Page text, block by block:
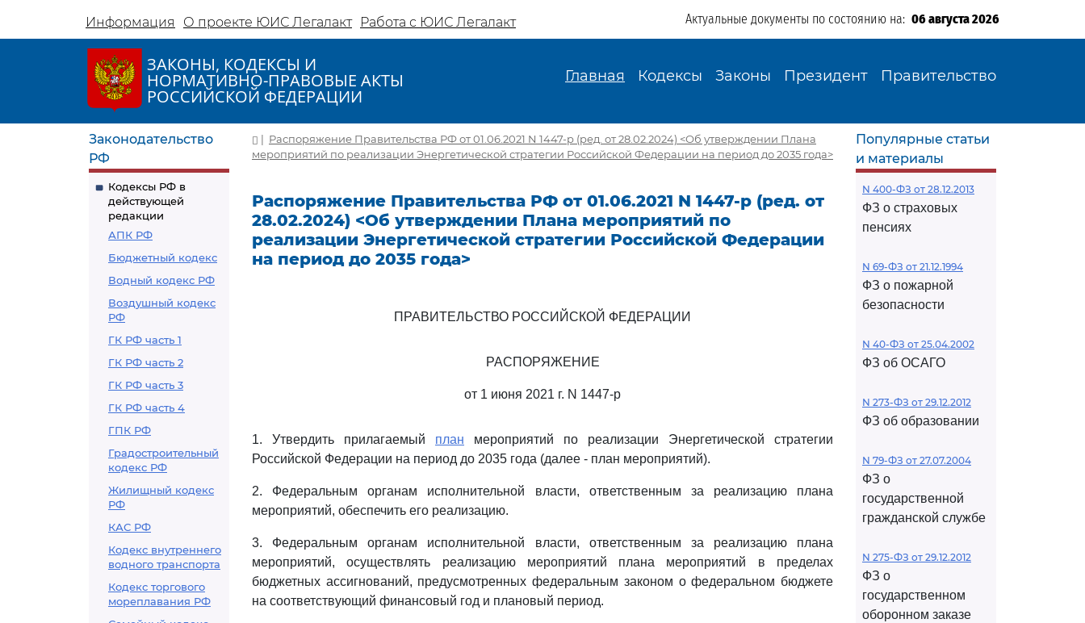
Информация О проекте ЮИС Легалакт Работа с ЮИС Легалакт Актуальные документы по состоянию на: 06 августа 2026
ЗАКОНЫ, КОДЕКСЫ И
НОРМАТИВНО-ПРАВОВЫЕ АКТЫ
РОССИЙСКОЙ ФЕДЕРАЦИИ
Главная Кодексы Законы Президент Правительство
Законодательство
РФ
Кодексы РФ в
действующей
редакции
АПК РФ
Бюджетный кодекс
Водный кодекс РФ
Воздушный кодекс
РФ
ГК РФ часть 1
ГК РФ часть 2
ГК РФ часть 3
ГК РФ часть 4
ГПК РФ
Градостроительный
кодекс РФ
Жилищный кодекс
РФ
КАС РФ
Кодекс внутреннего
водного транспорта
Кодекс торгового
мореплавания РФ
| Распоряжение Правительства РФ от 01.06.2021 N 1447-р (ред. от 28.02.2024) <Об утверждении Плана
мероприятий по реализации Энергетической стратегии Российской Федерации на период до 2035 года>
Распоряжение Правительства РФ от 01.06.2021 N 1447-р (ред. от
28.02.2024) <Об утверждении Плана мероприятий по
реализации Энергетической стратегии Российской Федерации
на период до 2035 года>
ПРАВИТЕЛЬСТВО РОССИЙСКОЙ ФЕДЕРАЦИИ
РАСПОРЯЖЕНИЕ
от 1 июня 2021 г. N 1447-р
1. Утвердить прилагаемый план мероприятий по реализации Энергетической стратегии
Российской Федерации на период до 2035 года (далее - план мероприятий).
2. Федеральным органам исполнительной власти, ответственным за реализацию плана
мероприятий, обеспечить его реализацию.
3. Федеральным органам исполнительной власти, ответственным за реализацию плана
мероприятий, осуществлять реализацию мероприятий плана мероприятий в пределах
бюджетных ассигнований, предусмотренных федеральным законом о федеральном бюджете
на соответствующий финансовый год и плановый период.
Популярные статьи
и материалы
N 400-ФЗ от 28.12.2013
ФЗ о страховых
пенсиях
N 69-ФЗ от 21.12.1994
ФЗ о пожарной
безопасности
N 40-ФЗ от 25.04.2002
ФЗ об ОСАГО
N 273-ФЗ от 29.12.2012
ФЗ об образовании
N 79-ФЗ от 27.07.2004
ФЗ о
государственной
гражданской службе
N 275-ФЗ от 29.12.2012
ФЗ о
государственном
оборонном заказе